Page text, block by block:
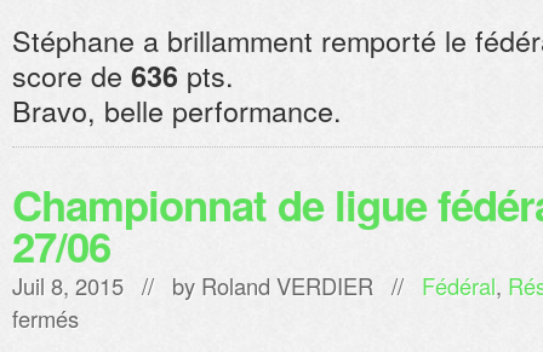
9
15
Stéphane a brillamment remporté le
score de 636 pts.
Bravo, belle performance.
Championnat de ligue
27/06
Juil 8, 2015 // by Roland VERDIER // Fédéral,
fermésChampionnat